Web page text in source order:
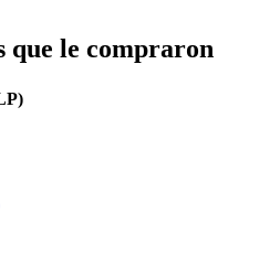
que le compraron